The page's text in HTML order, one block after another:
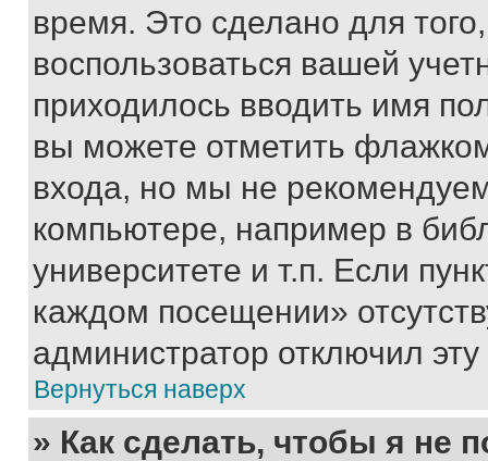
время. Это сделано для
воспользоваться вашей
приходилось вводить имя
вы можете отметить
входа, но мы не
компьютере, например в
университете и т.п. Если
каждом посещении»
администратор отключил
Вернуться наверх
» Как сделать, чтобы я не